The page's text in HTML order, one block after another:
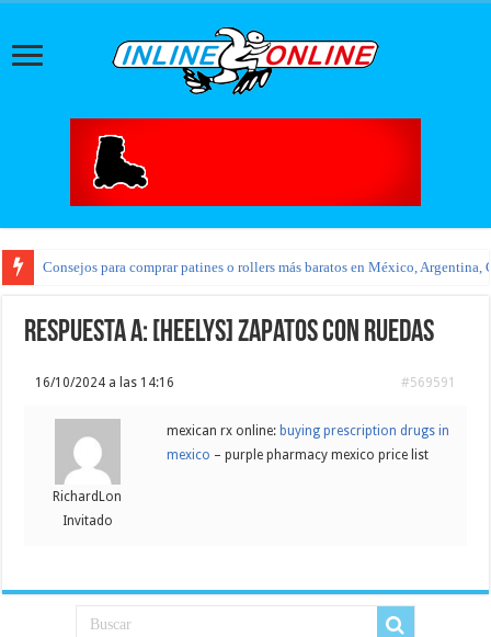
Consejos para comprar patines o rollers más baratos en México, Argentina,
Respuesta a: [HEELYS] Zapatos con ruedas
16/10/2024 a las 14:16 #569591
RichardLon
Invitado
mexican rx online: buying prescription drugs in
mexico – purple pharmacy mexico price list